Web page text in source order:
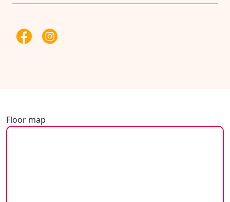
Floor map